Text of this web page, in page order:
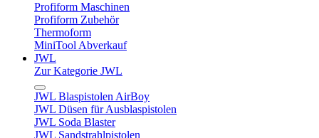
Profiform Maschinen
Profiform Zubehör
Thermoform
MiniTool Abverkauf
JWL
Zur Kategorie JWL
JWL Blaspistolen AirBoy
JWL Düsen für Ausblaspistolen
JWL Soda Blaster
JWL Sandstrahlpistolen